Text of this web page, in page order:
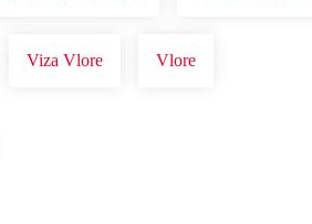
Viza Vlore Vlore